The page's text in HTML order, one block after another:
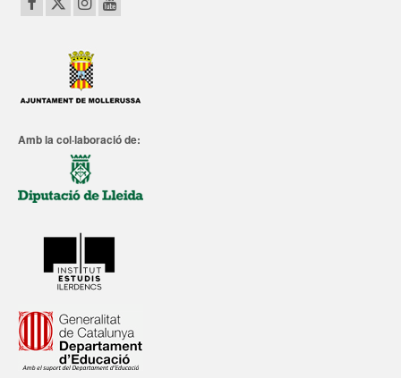
Amb la col·laboració de: